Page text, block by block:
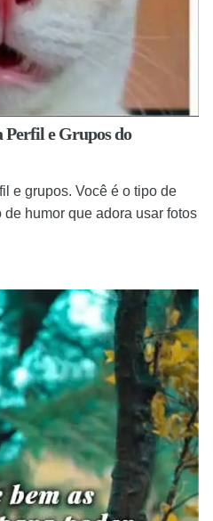
Perfil e Grupos do
e grupos. Você é o tipo de
humor que adora usar fotos